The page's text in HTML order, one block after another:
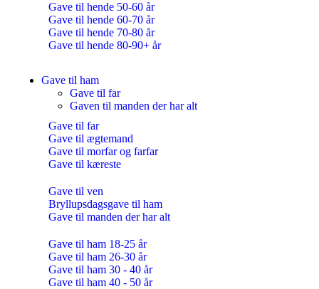
Gave til hende 50-60 år
Gave til hende 60-70 år
Gave til hende 70-80 år
Gave til hende 80-90+ år
Gave til ham
Gave til far
Gaven til manden der har alt
Gave til far
Gave til ægtemand
Gave til morfar og farfar
Gave til kæreste
Gave til ven
Bryllupsdagsgave til ham
Gave til manden der har alt
Gave til ham 18-25 år
Gave til ham 26-30 år
Gave til ham 30 - 40 år
Gave til ham 40 - 50 år